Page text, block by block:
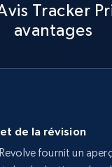
Brand, Description,
Tracker
avantages
de la révision
Revolve fournit un